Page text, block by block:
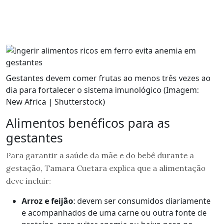
Gestantes devem comer frutas ao menos três vezes ao
dia para fortalecer o sistema imunológico (Imagem:
New Africa | Shutterstock)
Alimentos benéficos para as
gestantes
Para garantir a saúde da mãe e do bebê durante a
gestação, Tamara Cuetara explica que a alimentação
deve incluir:
Arroz e feijão: devem ser consumidos diariamente
e acompanhados de uma carne ou outra fonte de